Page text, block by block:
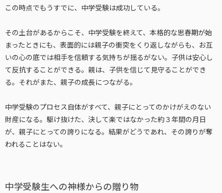
この時点でもうすでに、中学受験は成功している。
その土台があるからこそ、中学受験を終えて、本格的な思春期が始
まったときにも、表面的には親子の衝突をくり返しながらも、お互
いの心の底では相手を信頼する気持ちが揺るがない。子供は安心し
て反抗することができる。親は、子供を信じて見守ることができ
る。それがまた、親子の成長につながる。
中学受験のプロセス自体がすべて、親子にとってのかけがえのない
財産になる。駆け抜けた、決して楽ではなかった約３年間の月日
が、親子にとっての誇りになる。結果がどうであれ、その誇りが奪
われることはない。
中学受験生への神様からの贈り物